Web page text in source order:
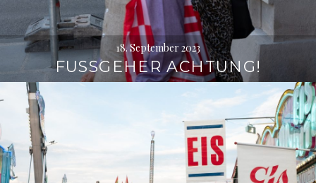
18. September 2023
FUSSGEHER ACHTUNG!